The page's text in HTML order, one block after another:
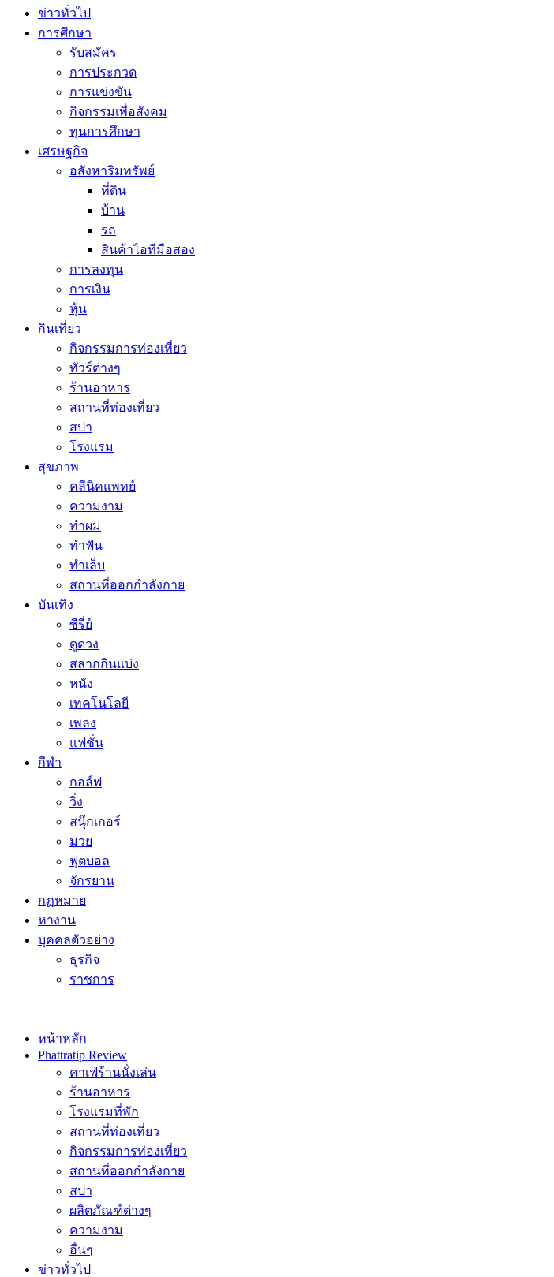
ข่าวทั่วไป
การศึกษา
รับสมัคร
การประกวด
การแข่งขัน
กิจกรรมเพื่อสังคม
ทุนการศึกษา
เศรษฐกิจ
อสังหาริมทรัพย์
ที่ดิน
บ้าน
รถ
สินค้าไอทีมือสอง
การลงทุน
การเงิน
หุ้น
กินเที่ยว
กิจกรรมการท่องเที่ยว
ทัวร์ต่างๆ
ร้านอาหาร
สถานที่ท่องเที่ยว
สปา
โรงแรม
สุขภาพ
คลีนิคแพทย์
ความงาม
ทำผม
ทำฟัน
ทำเล็บ
สถานที่ออกกำลังกาย
บันเทิง
ซีรี่ย์
ดูดวง
สลากกินแบ่ง
หนัง
เทคโนโลยี
เพลง
แฟชั่น
กีฬา
กอล์ฟ
วิ่ง
สนุ๊กเกอร์
มวย
ฟุตบอล
จักรยาน
กฏหมาย
หางาน
บุคคลตัวอย่าง
ธุรกิจ
ราชการ
หน้าหลัก
Phattratip Review
คาเฟ่ร้านนั่งเล่น
ร้านอาหาร
โรงแรมที่พัก
สถานที่ท่องเที่ยว
กิจกรรมการท่องเที่ยว
สถานที่ออกกำลังกาย
สปา
ผลิตภัณฑ์ต่างๆ
ความงาม
อื่นๆ
ข่าวทั่วไป